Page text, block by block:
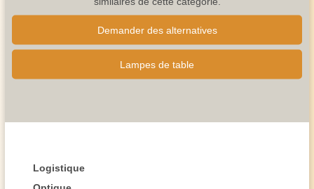
Demander des alternatives
Lampes de table
Logistique